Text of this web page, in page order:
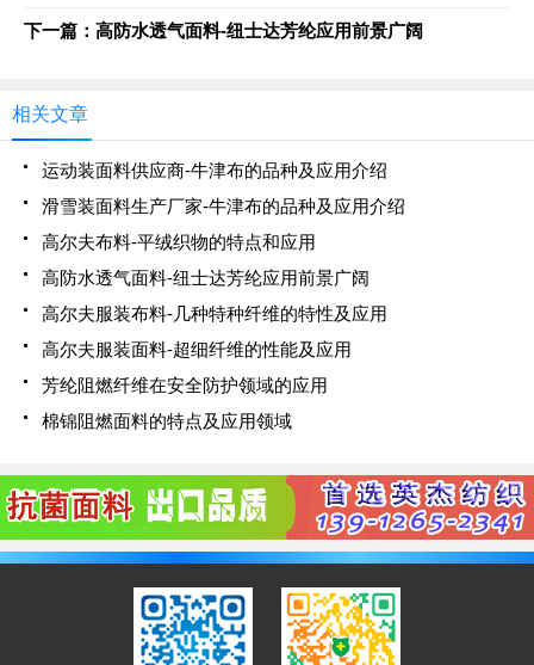
下一篇：高防水透气面料-纽士达芳纶应用前景广阔
相关文章
运动装面料供应商-牛津布的品种及应用介绍
滑雪装面料生产厂家-牛津布的品种及应用介绍
高尔夫布料-平绒织物的特点和应用
高防水透气面料-纽士达芳纶应用前景广阔
高尔夫服装布料-几种特种纤维的特性及应用
高尔夫服装面料-超细纤维的性能及应用
芳纶阻燃纤维在安全防护领域的应用
棉锦阻燃面料的特点及应用领域